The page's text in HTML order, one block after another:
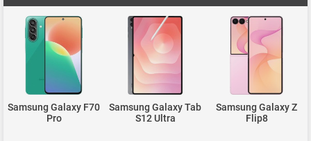
Samsung Galaxy F70
Pro
Samsung Galaxy Tab
S12 Ultra
Samsung Galaxy Z
Flip8